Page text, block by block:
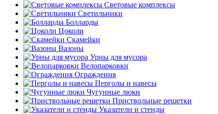
Световые комплексы
Светильники
Болларды
Цоколи
Скамейки
Вазоны
Урны для мусора
Велопарковки
Ограждения
Перголы и навесы
Чугунные люки
Приствольные решетки
Указатели и стенды